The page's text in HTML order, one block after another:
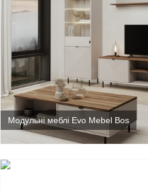
Модульні меблі Evo Mebel Bos